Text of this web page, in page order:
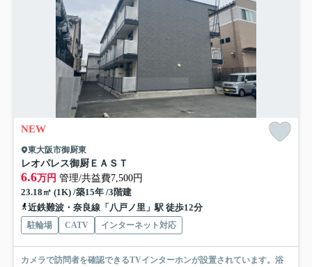
NEW
東大阪市御厨東
レオパレス御厨ＥＡＳＴ
6.6万円 管理/共益費7,500円
23.18㎡ (1K) /築15年 /3階建
近鉄難波・奈良線「八戸ノ里」駅 徒歩12分
駐輪場 CATV インターネット対応
カメラで訪問者を確認できるTVインターホンが設置されています。浴